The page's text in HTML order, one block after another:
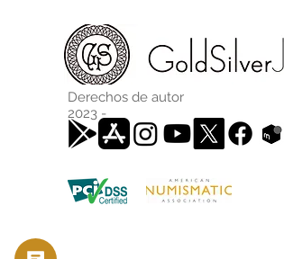
Derechos de autor
2023 -